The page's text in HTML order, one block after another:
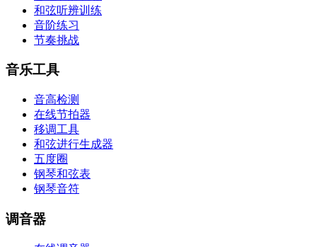
和弦听辨训练
音阶练习
节奏挑战
音乐工具
音高检测
在线节拍器
移调工具
和弦进行生成器
五度圈
钢琴和弦表
钢琴音符
调音器